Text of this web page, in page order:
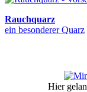
Rauchquarz
ein besonderer Quarz
Hier